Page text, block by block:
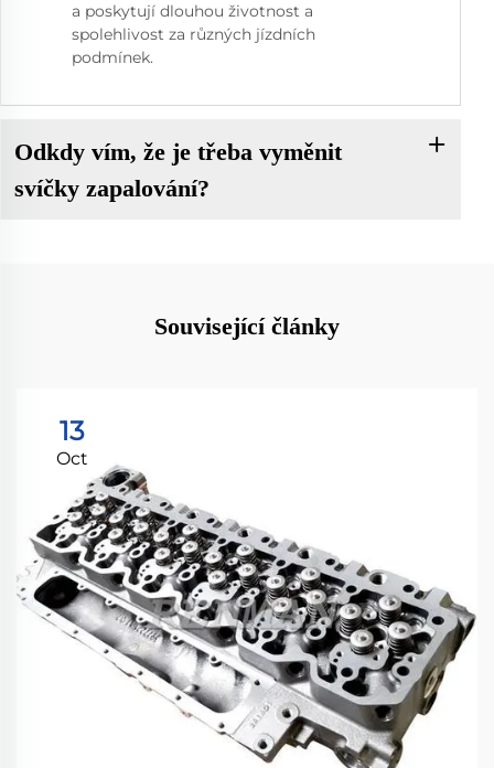
a poskytují dlouhou životnost a
spolehlivost za různých jízdních
podmínek.
Odkdy vím, že je třeba vyměnit
svíčky zapalování?
Související články
13
Oct